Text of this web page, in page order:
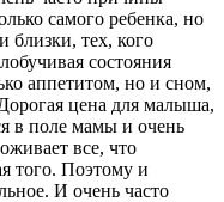
самого ребенка, но
близки, тех, кого
состояния
аппетитом, но и сном,
цена для малыша,
в поле мамы и очень
все, что
того. Поэтому и
И очень часто